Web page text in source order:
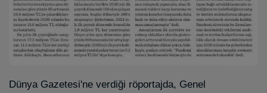
Dünya Gazetesi'ne verdiği röportajda, Genel